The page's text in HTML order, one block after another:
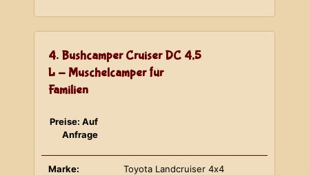
4. Bushcamper Cruiser DC 4,5
L - Muschelcamper für
Familien
Preise: Auf
Anfrage
Marke:
Toyota Landcruiser 4x4